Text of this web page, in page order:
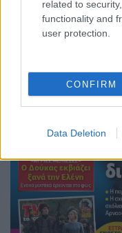
related to
functionality and
user protection.
CONFIRM
Data Deletion